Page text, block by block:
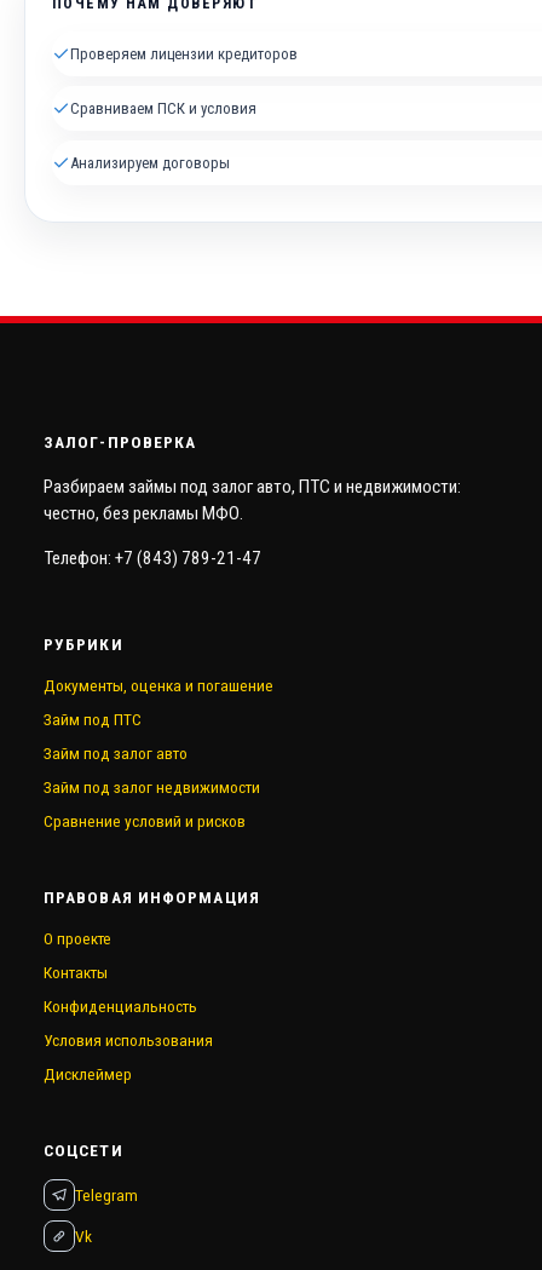
✓Проверяем лицензии кредиторов
✓Сравниваем ПСК и условия
✓ Анализируем договоры
ЗАЛОГ-ПРОВЕРКА
Разбираем займы под залог авто, ПТС и недвижимости:
честно, без рекламы МФО.
Телефон: +7 (843) 789-21-47
РУБРИКИ
Документы, оценка и погашение
Займ под ПТС
Займ под залог авто
Займ под залог недвижимости
Сравнение условий и рисков
ПРАВОВАЯ ИНФОРМАЦИЯ
О проекте
Контакты
Конфиденциальность
Условия использования
Дисклеймер
СОЦСЕТИ
Telegram
Vk